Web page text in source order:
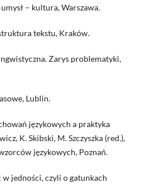
– kultura, Warszawa.
tekstu, Kraków.
Zarys problematyki,
Lublin.
językowych a praktyka
K. Skibski, M. Szczyszka (red.),
językowych, Poznań.
jedności, czyli o gatunkach